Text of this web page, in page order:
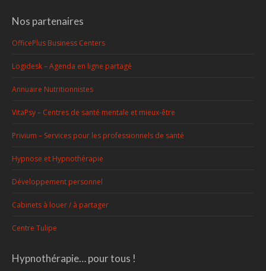
Nos partenaires
OfficePlus Business Centers
Logidesk – Agenda en ligne partagé
Annuaire Nutritionnistes
VitaPsy – Centres de santé mentale et mieux-être
Privium – Services pour les professionnels de santé
Hypnose et Hypnothérapie
Développement personnel
Cabinets à louer / à partager
Centre Tulipe
Hypnothérapie… pour tous !